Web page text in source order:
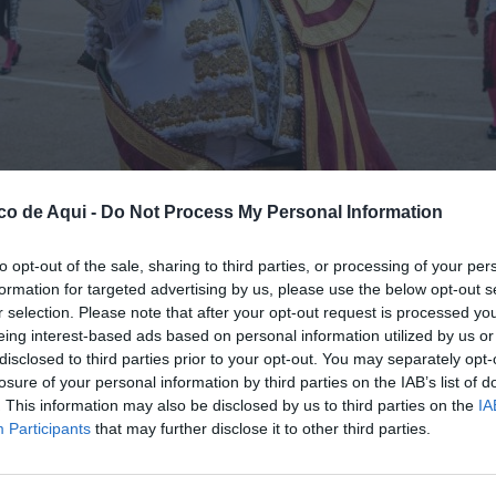
de Aqui - Do Not Process My Personal Information
opt-out of the sale, sharing to third parties, or processing of your
for targeted advertising by us, please use the below opt-out
selection. Please note that after your opt-out request is processed
interest-based ads based on personal information utilized by us
to third parties prior to your opt-out. You may separately
of your personal information by third parties on the IAB’s list of
This information may also be disclosed by us to third parties on the
Participants that may further disclose it to other third parties.
//EPDA
fuente preferida de Google de forma gratuita.
taurina el pròxim cap de setmana
L'aposta de la radiotelevisió